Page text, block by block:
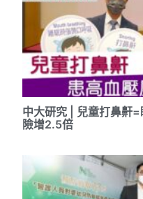
中大研究 | 兒童打鼻鼾
險增2.5倍